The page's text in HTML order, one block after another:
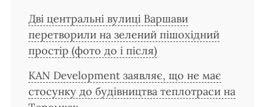
Дві центральні вулиці Варшави
перетворили на зелений пішохідний
простір (фото до і після)
KAN Development заявляє, що не має
стосунку до будівництва теплотраси на